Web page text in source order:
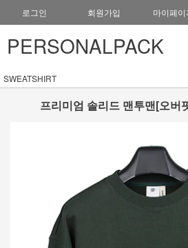
로그인 회원가입 마이페이
PERSONALPACK
SWEATSHIRT
프리미엄 솔리드 맨투맨[오버